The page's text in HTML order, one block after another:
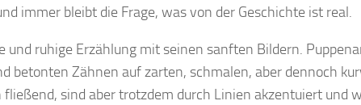
immer bleibt die Frage, was von der Geschichte ist real.
ruhige Erzählung mit seinen sanften Bildern.
betonten Zähnen auf zarten, schmalen, aber dennoch
sind aber trotzdem durch Linien akzentuiert und